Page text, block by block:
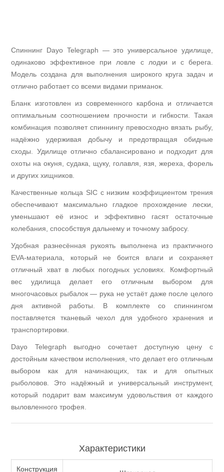
Тактическое снаряжение
Фонари
Ножи
Спиннинг Dayo Telegraph — это универсальное удилище,
одинаково эффективное при ловле с лодки и с берега.
Модель создана для выполнения широкого круга задач и
отлично работает со всеми видами приманок.
Бланк изготовлен из современного карбона и отличается
оптимальным соотношением прочности и гибкости. Такая
комбинация позволяет спиннингу превосходно вязать рыбу,
надёжно удерживая добычу и предотвращая обидные
сходы. Удилище отлично сбалансировано и подходит для
охоты на окуня, судака, щуку, голавля, язя, жереха, форель
и других хищников.
Качественные кольца SIC с низким коэффициентом трения
обеспечивают максимально гладкое прохождение лески,
уменьшают её износ и эффективно гасят остаточные
колебания, способствуя дальнему и точному забросу.
Удобная разнесённая рукоять выполнена из практичного
EVA-материала, который не боится влаги и сохраняет
отличный хват в любых погодных условиях. Комфортный
вес удилища делает его отличным выбором для
многочасовых рыбалок — рука не устаёт даже после целого
дня активной работы. В комплекте со спиннингом
поставляется тканевый чехол для удобного хранения и
транспортировки.
Dayo Telegraph выгодно сочетает доступную цену с
достойным качеством исполнения, что делает его отличным
выбором как для начинающих, так и для опытных
рыболовов. Это надёжный и универсальный инструмент,
который подарит вам максимум удовольствия от каждого
выловленного трофея.
Характеристики
Конструкция